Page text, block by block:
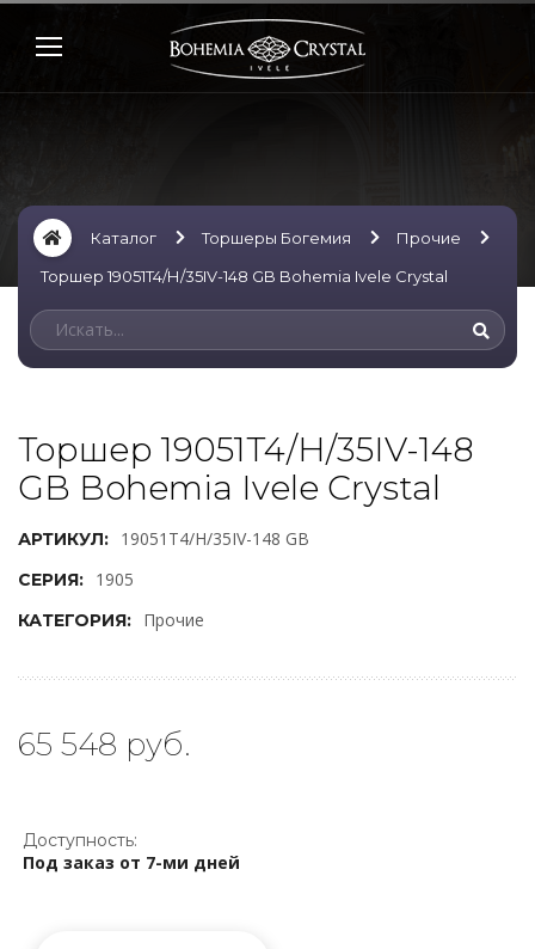
Каталог Торшеры Богемия
Прочие
Торшер 19051T4/Н/35IV-148 GB Bohemia Ivele Crystal
Торшер 19051T4/Н/35IV-148
GB Bohemia Ivele Crystal
АРТИКУЛ: 19051T4/Н/35IV-148 GB
СЕРИЯ: 1905
КАТЕГОРИЯ: Прочие
65 548 руб.
Доступность:
Под заказ от 7-ми дней